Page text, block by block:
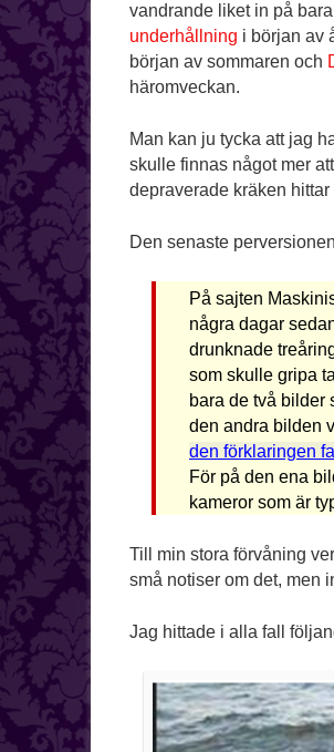
vandrande liket in på
underhållning i början av
början av sommaren och
häromveckan.
Man kan ju tycka att jag
skulle finnas något mer
depraverade kräken
Den senaste
På sajten
några dagar
drunknade
som skulle gripa
bara de två bilder
den andra bilden
den förklaringen
För på den ena
kameror som är
Till min stora förvåning
små notiser om det, men
Jag hittade i alla fall